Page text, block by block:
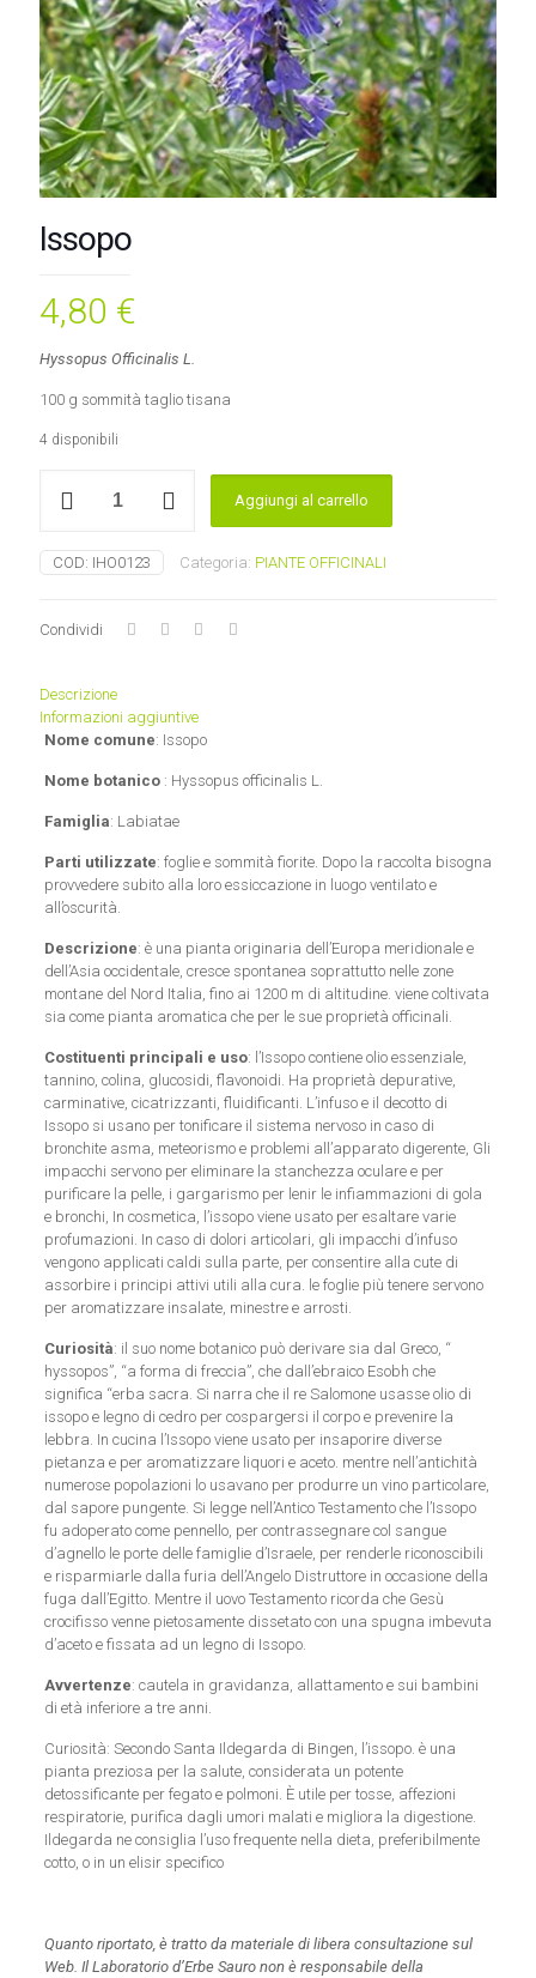
Issopo
4,80 €
Hyssopus Officinalis L.
100 g sommità taglio tisana
4 disponibili
Aggiungi al carrello
COD: IHO0123 Categoria: PIANTE OFFICINALI
Condividi
Descrizione
Informazioni aggiuntive
Nome comune: Issopo
Nome botanico: Hyssopus officinalis L.
Famiglia: Labiatae
Parti utilizzate: foglie e sommità fiorite. Dopo la raccolta bisogna
provvedere subito alla loro essiccazione in luogo ventilato e
all’oscurità.
Descrizione: è una pianta originaria dell’Europa meridionale e
dell’Asia occidentale, cresce spontanea soprattutto nelle zone
montane del Nord Italia, fino ai 1200 m di altitudine. viene coltivata
sia come pianta aromatica che per le sue proprietà officinali.
Costituenti principali e uso: l’Issopo contiene olio essenziale,
tannino, colina, glucosidi, flavonoidi. Ha proprietà depurative,
carminative, cicatrizzanti, fluidificanti. L’infuso e il decotto di
Issopo si usano per tonificare il sistema nervoso in caso di
bronchite asma, meteorismo e problemi all’apparato digerente, Gli
impacchi servono per eliminare la stanchezza oculare e per
purificare la pelle, i gargarismo per lenir le infiammazioni di gola
e bronchi, In cosmetica, l’issopo viene usato per esaltare varie
profumazioni. In caso di dolori articolari, gli impacchi d’infuso
vengono applicati caldi sulla parte, per consentire alla cute di
assorbire i principi attivi utili alla cura. le foglie più tenere servono
per aromatizzare insalate, minestre e arrosti.
Curiosità: il suo nome botanico può derivare sia dal Greco, “
hyssopos”, “a forma di freccia”, che dall’ebraico Esobh che
significa “erba sacra. Si narra che il re Salomone usasse olio di
issopo e legno di cedro per cospargersi il corpo e prevenire la
lebbra. In cucina l’Issopo viene usato per insaporire diverse
pietanza e per aromatizzare liquori e aceto. mentre nell’antichità
numerose popolazioni lo usavano per produrre un vino particolare,
dal sapore pungente. Si legge nell’Antico Testamento che l’Issopo
fu adoperato come pennello, per contrassegnare col sangue
d’agnello le porte delle famiglie d’Israele, per renderle riconoscibili
e risparmiarle dalla furia dell’Angelo Distruttore in occasione della
fuga dall’Egitto. Mentre il uovo Testamento ricorda che Gesù
crocifisso venne pietosamente dissetato con una spugna imbevuta
d’aceto e fissata ad un legno di Issopo.
Avvertenze: cautela in gravidanza, allattamento e sui bambini
di età inferiore a tre anni.
Curiosità: Secondo Santa Ildegarda di Bingen, l’issopo. è una
pianta preziosa per la salute, considerata un potente
detossificante per fegato e polmoni. È utile per tosse, affezioni
respiratorie, purifica dagli umori malati e migliora la digestione.
Ildegarda ne consiglia l’uso frequente nella dieta, preferibilmente
cotto, o in un elisir specifico
Quanto riportato, è tratto da materiale di libera consultazione sul
Web. Il Laboratorio d’Erbe Sauro non è responsabile della